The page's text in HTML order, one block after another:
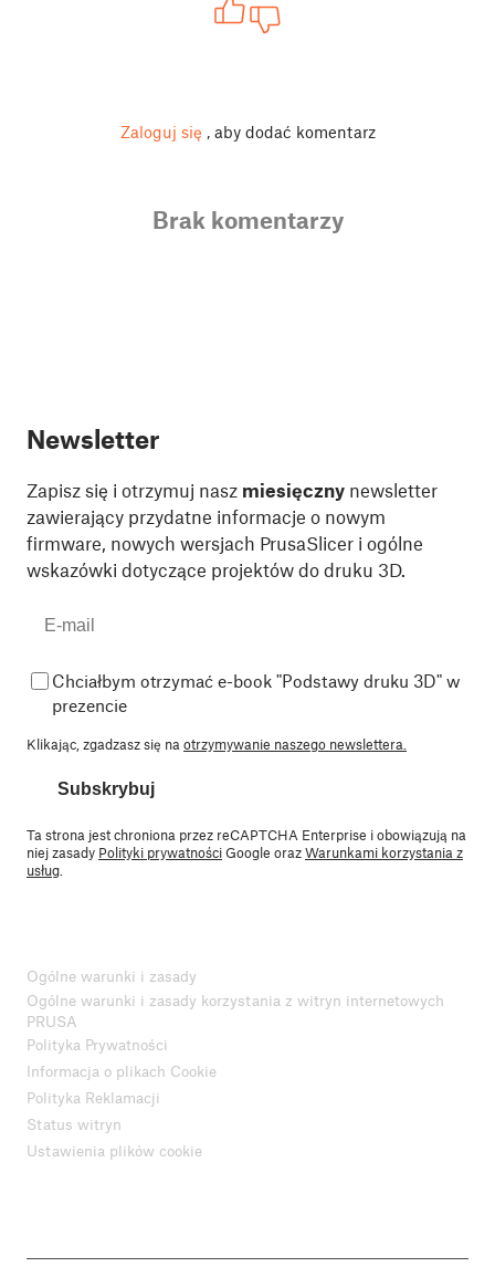
Zaloguj się , aby dodać komentarz
Brak komentarzy
Newsletter
Zapisz się i otrzymuj nasz miesięczny newsletter
zawierający przydatne informacje o nowym
firmware, nowych wersjach PrusaSlicer i ogólne
wskazówki dotyczące projektów do druku 3D.
Chciałbym otrzymać e-book "Podstawy druku 3D" w
prezencie
Klikając, zgadzasz się na otrzymywanie naszego newslettera.
Subskrybuj
Ta strona jest chroniona przez reCAPTCHA Enterprise i obowiązują na
niej zasady Polityki prywatnościGoogle orazWarunkami korzystania z
usług
Ogólne warunki i zasady
Ogólne warunki i zasady korzystania z witryn internetowych
PRUSA
Polityka Prywatności
Informacja o plikach Cookie
Polityka Reklamacji
Status witryn
Ustawienia plików cookie